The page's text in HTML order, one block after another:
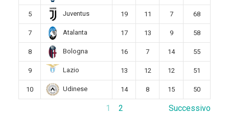
5 Juventus 19 11 7 68
7 Atalanta 17 13 9 58
8 Bologna 16 7 14 55
9 Lazio 13 12 12 51
10 Udinese 14 8 15 50
1 2 Successivo